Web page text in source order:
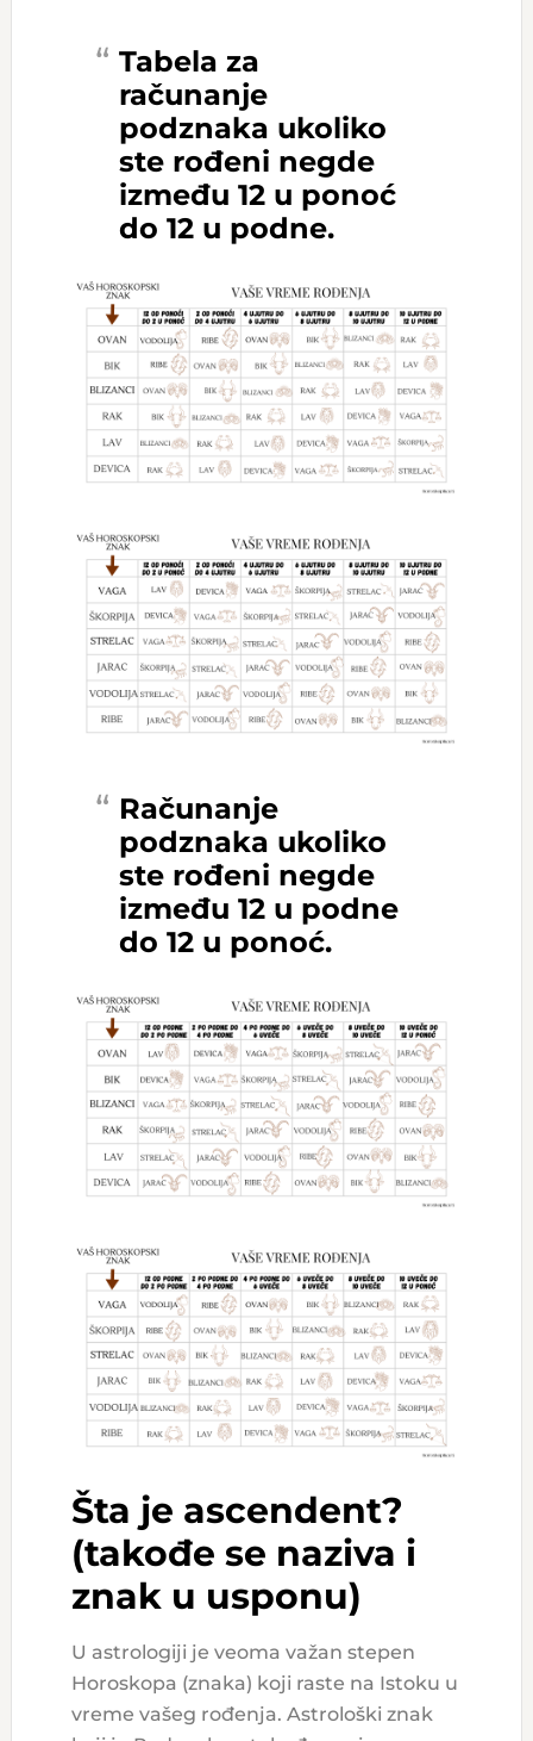
Tabela za
računanje
podznaka ukoliko
ste rođeni negde
između 12 u ponoć
do 12 u podne.
Računanje
podznaka ukoliko
ste rođeni negde
između 12 u podne
do 12 u ponoć.
Šta je ascendent?
(takođe se naziva i
znak u usponu)
U astrologiji je veoma važan stepen
Horoskopa (znaka) koji raste na Istoku u
vreme vašeg rođenja. Astrološki znak